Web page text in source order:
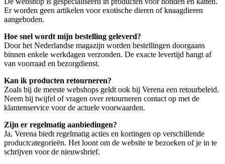
Er worden geen artikelen voor exotische dieren of knaagdieren
aangeboden.
Hoe snel wordt mijn bestelling geleverd?
Door het Nederlandse magazijn worden bestellingen doorgaans
binnen enkele werkdagen verzonden. De exacte levertijd hangt af
van voorraad en bezorgdienst.
Kan ik producten retourneren?
Zoals bij de meeste webshops geldt ook bij Verena een retourbeleid.
Neem bij twijfel of vragen over retourneren contact op met de
klantenservice voor de actuele voorwaarden.
Zijn er regelmatig aanbiedingen?
Ja, Verena biedt regelmatig acties en kortingen op verschillende
productcategorieën. Het loont om de website te bezoeken of je in te
schrijven voor de nieuwsbrief.